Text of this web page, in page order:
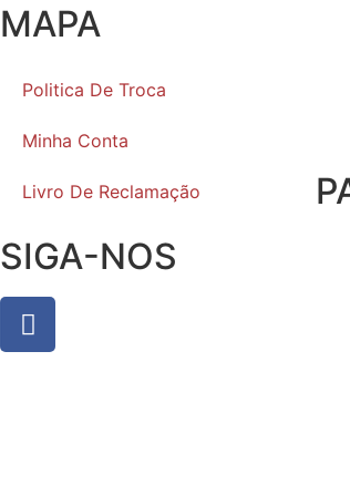
MAPA
Politica De Troca
Minha Conta
Livro De Reclamação
SIGA-NOS